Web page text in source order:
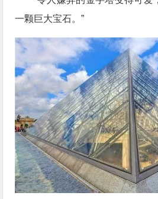
一颗巨大宝石。”